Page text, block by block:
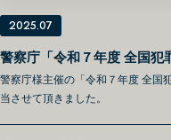
2025.07
警察庁「令和７年度 全国犯
警察庁様主催の「令和７年度 全国
当させて頂きました。